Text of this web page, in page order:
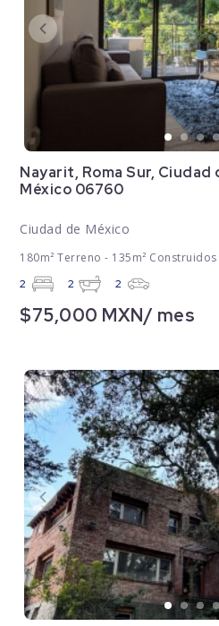
Nayarit, Roma Sur, Ciudad
México 06760
Ciudad de México
180m² Terreno - 135m² Construidos
2 2 2
$75,000 MXN/ mes